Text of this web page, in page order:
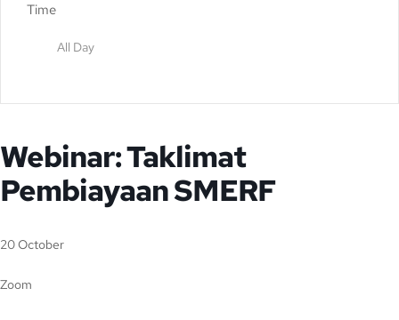
Time
All Day
Webinar: Taklimat
Pembiayaan SMERF
20 October
Zoom